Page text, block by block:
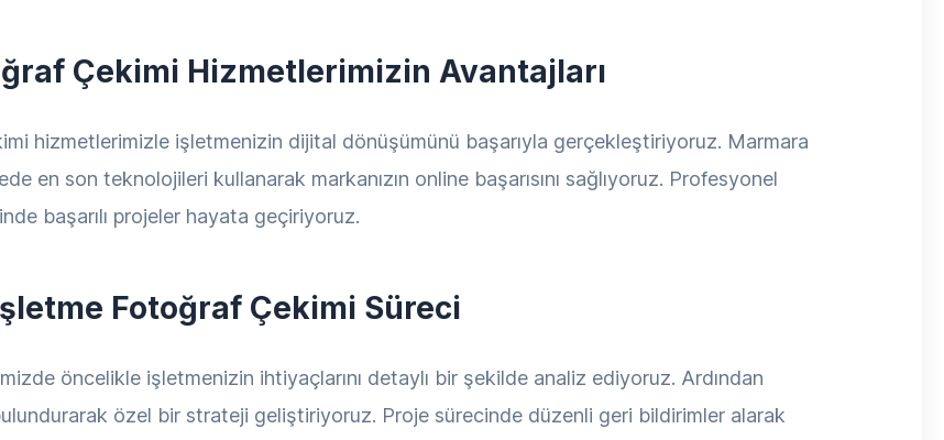
Çekimi Hizmetlerimizin Avantajları
hizmetlerimizle işletmenizin dijital dönüşümünü başarıyla gerçekleştiriyoruz. Marmara
en son teknolojileri kullanarak markanızın online başarısını sağlıyoruz. Profesyonel
başarılı projeler hayata geçiriyoruz.
Fotoğraf Çekimi Süreci
öncelikle işletmenizin ihtiyaçlarını detaylı bir şekilde analiz ediyoruz. Ardından
özel bir strateji geliştiriyoruz. Proje sürecinde düzenli geri bildirimler alarak